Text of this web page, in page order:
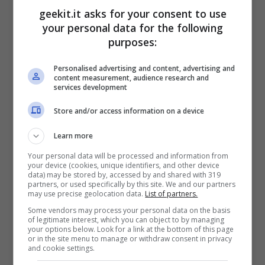
“Riveleremo più informazioni su LIFE IS
presentazione che uscirà giovedì 13 giugno
alle 18:00 CEST sulcanale YouTube
Strange. Il video includerà un sacco di dietro
le quinte riguardo alla creazione di questa
nuova avventura emozionante, oltre a
un’anteprima del gameplay”.
STRANGE: DOUBLE EXPOSURE, l’edizione
standard, la Deluxe Edition e la Ultimate
Edition. Pre-ordinando la Ultimate Edition,
geekit.it asks for your consent to use
your personal data for the following
purposes:
Personalised advertising and content, advertising and
content measurement, audience research and
services development
Store and/or access information on a device
Learn more
Your personal data will be processed and information from
your device (cookies, unique identifiers, and other device
data) may be stored by, accessed by and shared with 319
partners, or used specifically by this site. We and our partners
may use precise geolocation data. List of partners.
Some vendors may process your personal data on the basis
of legitimate interest, which you can object to by managing
your options below. Look for a link at the bottom of this page
or in the site menu to manage or withdraw consent in privacy
and cookie settings.